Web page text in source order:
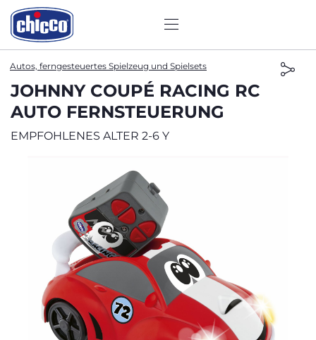
Autos, ferngesteuertes Spielzeug und Spielsets
JOHNNY COUPÉ RACING RC
AUTO FERNSTEUERUNG
EMPFOHLENES ALTER 2-6 Y